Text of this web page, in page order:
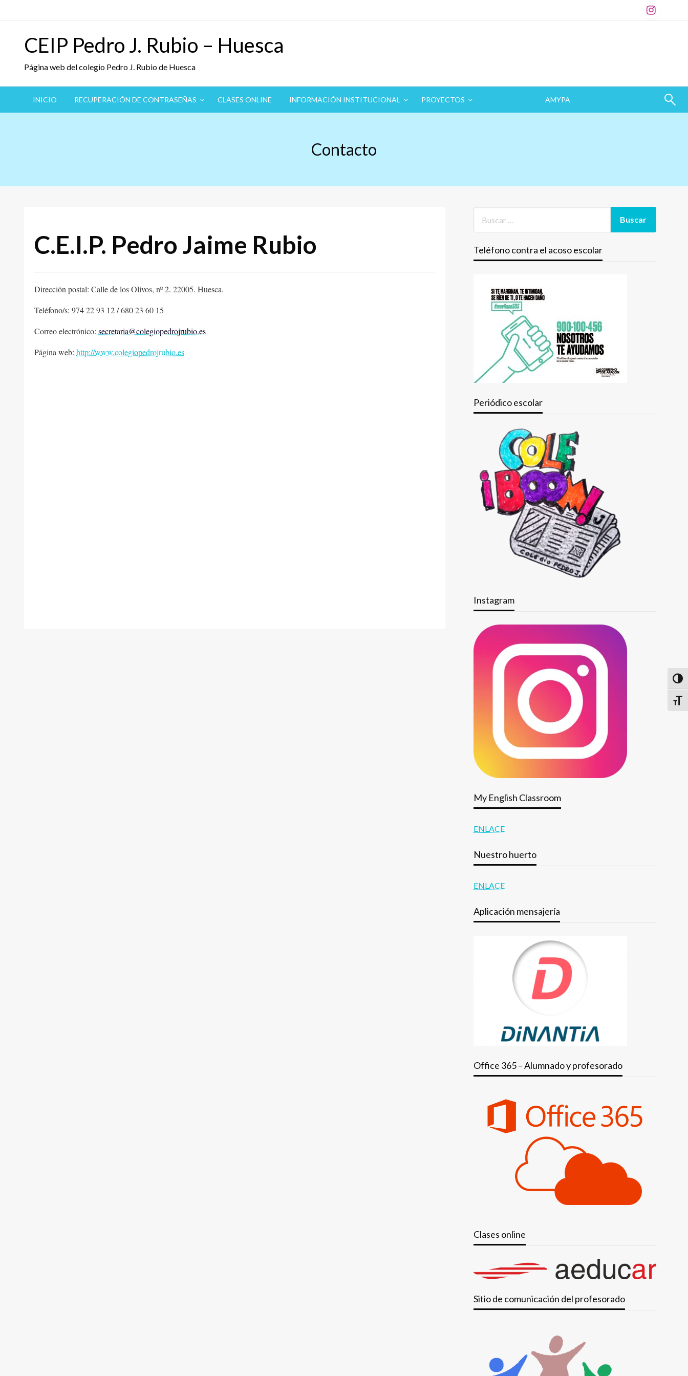
al
CEIP Pedro J. Rubio – Huesca
Página web del colegio Pedro J. Rubio de Huesca
INICIO RECUPERACIÓN DE CONTRASEÑAS CLASES ONLINE INFORMACIÓN INSTITUCIONAL PROYECTOS AMYPA
Contacto
C.E.I.P. Pedro Jaime Rubio
Dirección postal: Calle de los Olivos, nº 2. 22005. Huesca.
Teléfono/s: 974 22 93 12 / 680 23 60 15
Correo electrónico: secretaria@colegiopedrojrubio.es
Página web: http://www.colegiopedrojrubio.es
Teléfono contra el acoso escolar
Periódico escolar
Instagram
My English Classroom
ENLACE
Nuestro huerto
ENLACE
Aplicación mensajería
Office 365 – Alumnado y profesorado
Clases online
Sitio de comunicación del profesorado